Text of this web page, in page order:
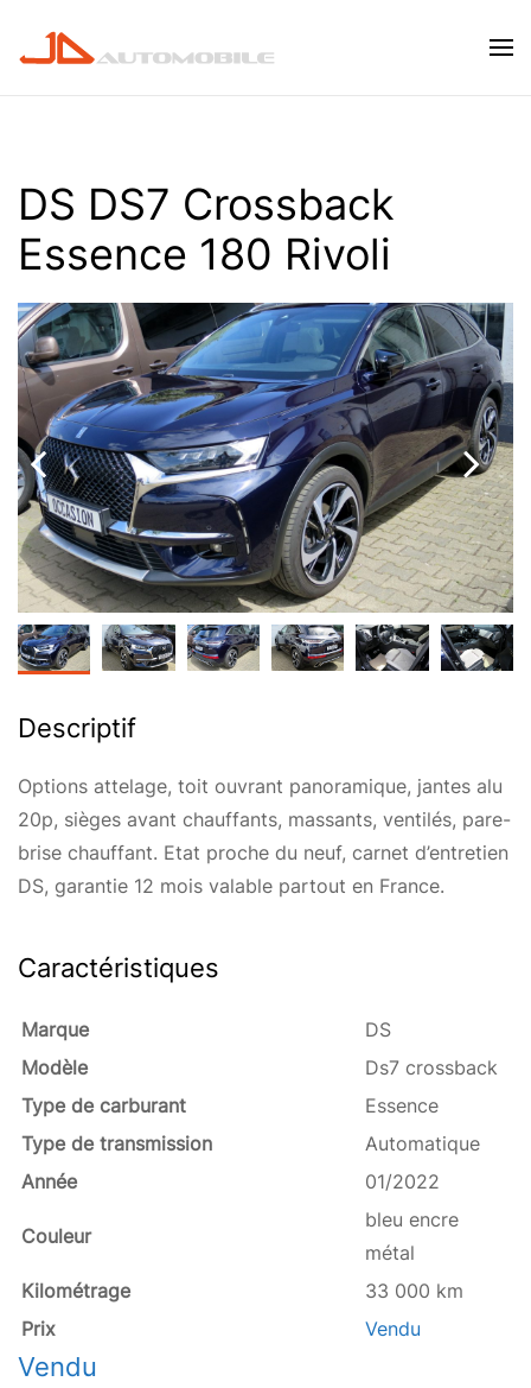
Skip to main content
DS DS7 Crossback
Essence 180 Rivoli
Descriptif
Options attelage, toit ouvrant panoramique, jantes alu
20p, sièges avant chauffants, massants, ventilés, pare-
brise chauffant. Etat proche du neuf, carnet d’entretien
DS, garantie 12 mois valable partout en France.
Caractéristiques
Marque
DS
Modèle
Ds7 crossback
Type de carburant
Essence
Type de transmission
Automatique
Année
01/2022
Couleur
bleu encre
métal
Kilométrage
33 000 km
Prix
Vendu
Vendu